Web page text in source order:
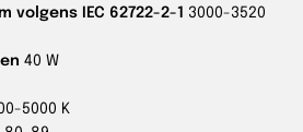
IEC 62722-2-1 3000-3520
40 W
5000 K